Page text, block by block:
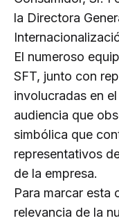
la Directora
El numeroso
SFT, junto con
involucradas en
audiencia que
simbólica que
representativos
de la empresa.
Para marcar esta
relevancia de la